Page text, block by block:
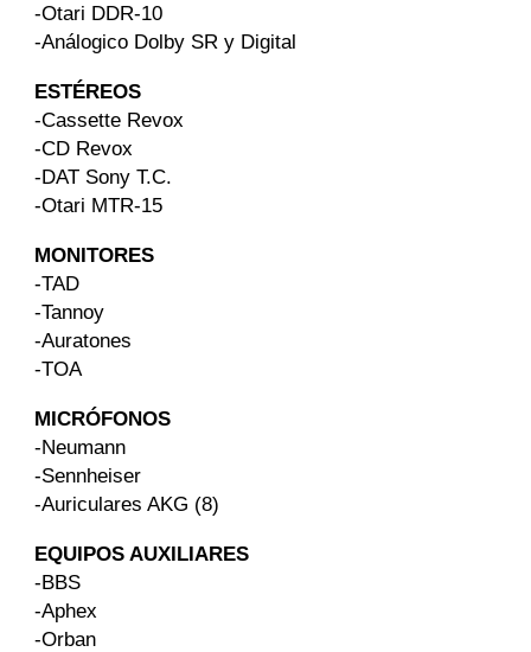
-Otari DDR-10
-Análogico Dolby SR y Digital
ESTÉREOS
-Cassette Revox
-CD Revox
-DAT Sony T.C.
-Otari MTR-15
MONITORES
-TAD
-Tannoy
-Auratones
-TOA
MICRÓFONOS
-Neumann
-Sennheiser
-Auriculares AKG (8)
EQUIPOS AUXILIARES
-BBS
-Aphex
-Orban